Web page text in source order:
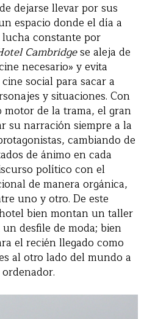
dejarse llevar por sus
espacio donde el día a
constante por
Cambridgese aleja de
necesario» y evita
social para sacar a
y situaciones. Con
motor de la trama, el gran
su narración siempre a la
cambiando de
de ánimo en cada
político con el
de manera orgánica,
uno y otro. De este
bien montan un taller
desfile de moda; bien
el recién llegado como
al otro lado del mundo a